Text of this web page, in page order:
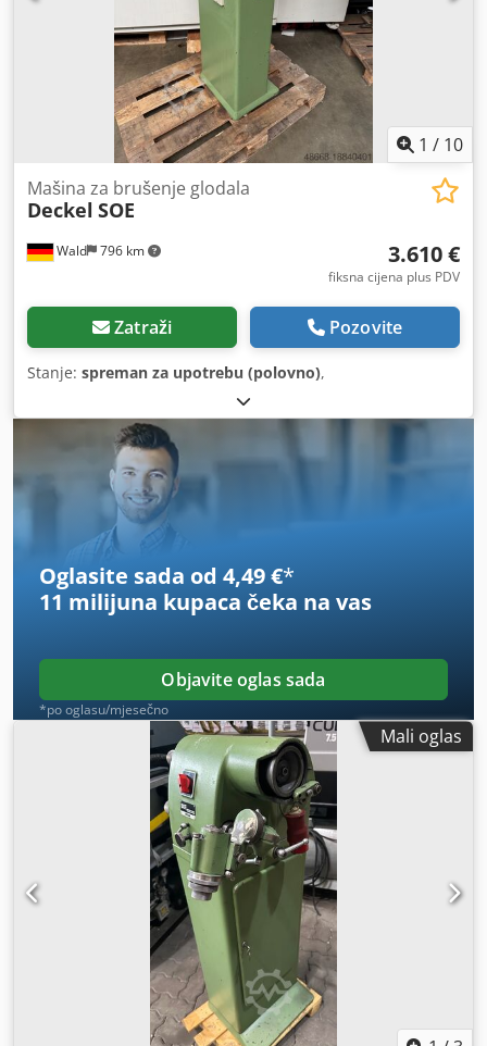
1 / 10
Wald 796 km
Mašina za brušenje glodala
Deckel SOE
3.610 €
fiksna cijena plus PDV
Zatraži Pozovite
Stanje: spreman za upotrebu (polovno),
Oglasite sada od 4,49 €*
11 milijuna kupaca čeka na vas
Objavite oglas sada
*po oglasu/mjesečno
Mali oglas